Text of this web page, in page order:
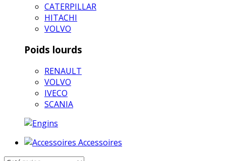
CATERPILLAR
HITACHI
VOLVO
Poids lourds
RENAULT
VOLVO
IVECO
SCANIA
Accessoires